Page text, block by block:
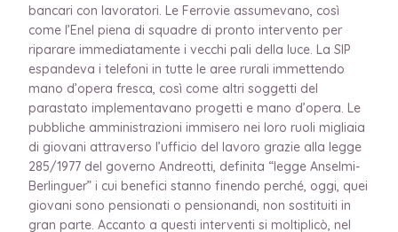
bancari con lavoratori. Le Ferrovie assumevano, così
come l’Enel piena di squadre di pronto intervento per
riparare immediatamente i vecchi pali della luce. La SIP
espandeva i telefoni in tutte le aree rurali immettendo
mano d’opera fresca, così come altri soggetti del
parastato implementavano progetti e mano d’opera. Le
pubbliche amministrazioni immisero nei loro ruoli migliaia
di giovani attraverso l’ufficio del lavoro grazie alla legge
285/1977 del governo Andreotti, definita “legge Anselmi-
Berlinguer” i cui benefici stanno finendo perché, oggi, quei
giovani sono pensionati o pensionandi, non sostituiti in
gran parte. Accanto a questi interventi si moltiplicò, nel